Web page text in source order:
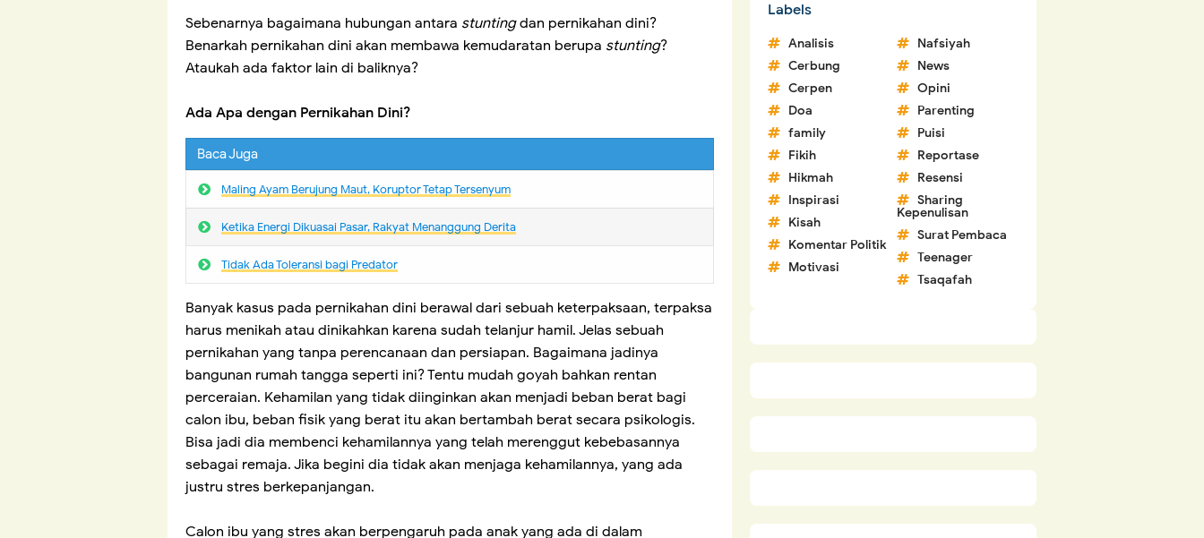
Sebenarnya bagaimana hubungan antara stuntingdan pernikahan dini?
Benarkah pernikahan dini akan membawa kemudaratan berupa stunting?
Ataukah ada faktor lain di baliknya?
Ada Apa dengan Pernikahan Dini?
Baca Juga
Maling Ayam Berujung Maut, Koruptor Tetap Tersenyum
Ketika Energi Dikuasai Pasar, Rakyat Menanggung Derita
Tidak Ada Toleransi bagi Predator
Banyak kasus pada pernikahan dini berawal dari sebuah keterpaksaan, terpaksa
harus menikah atau dinikahkan karena sudah telanjur hamil. Jelas sebuah
pernikahan yang tanpa perencanaan dan persiapan. Bagaimana jadinya
bangunan rumah tangga seperti ini? Tentu mudah goyah bahkan rentan
perceraian. Kehamilan yang tidak diinginkan akan menjadi beban berat bagi
calon ibu, beban fisik yang berat itu akan bertambah berat secara psikologis.
Bisa jadi dia membenci kehamilannya yang telah merenggut kebebasannya
sebagai remaja. Jika begini dia tidak akan menjaga kehamilannya, yang ada
justru stres berkepanjangan.
Calon ibu yang stres akan berpengaruh pada anak yang ada di dalam
Labels
Analisis
Cerbung
Cerpen
Doa
family
Fikih
Hikmah
Inspirasi
Kisah
Komentar Politik
Motivasi
Nafsiyah
News
Opini
Parenting
Puisi
Reportase
Resensi
Sharing
Kepenulisan
Surat Pembaca
Teenager
Tsaqafah